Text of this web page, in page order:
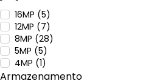
16MP (5)
12MP (7)
8MP (28)
5MP (5)
4MP (1)
Armazenamento